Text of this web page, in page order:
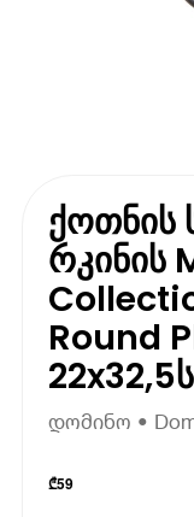
ქოთნის
რკინის
Round
დომინო •
₾59